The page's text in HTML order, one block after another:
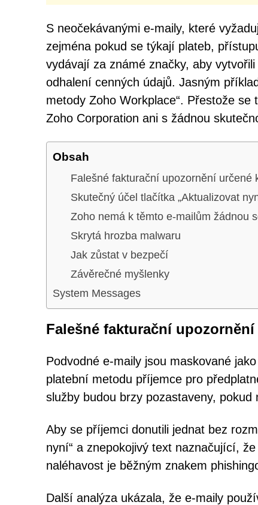
S neočekávanými e-maily, které
zejména pokud se týkají plateb,
vydávají za známé značky, aby
odhalení cenných údajů. Jasným
metody Zoho Workplace“. Přestože
Zoho Corporation ani s žádnou
Obsah
Falešné fakturační upozornění určené
Skutečný účel tlačítka „Aktualizovat
Zoho nemá k těmto e-mailům žádnou
Skrytá hrozba malwaru
Jak zůstat v bezpečí
Závěrečné myšlenky
System Messages
Falešné fakturační
Podvodné e-maily jsou maskované
platební metodu příjemce pro
služby budou brzy pozastaveny,
Aby se příjemci donutili jednat bez
nyní“ a znepokojivý text naznačující,
naléhavost je běžným znakem
Další analýza ukázala, že e-maily